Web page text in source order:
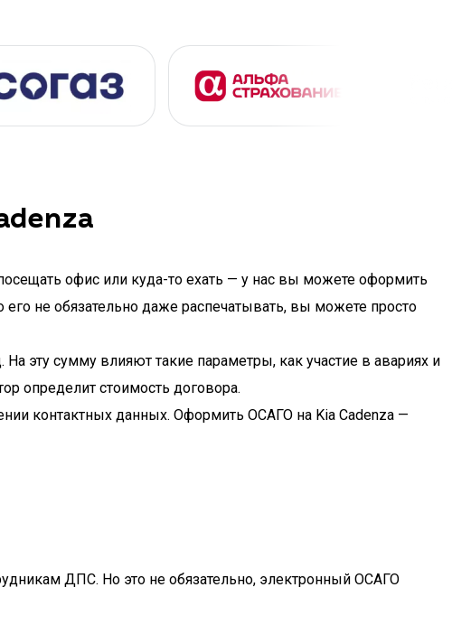
офис или куда-то ехать — у нас вы можете оформить
не обязательно даже распечатывать, вы можете просто
эту сумму влияют такие параметры, как участие в авариях и
определит стоимость договора.
контактных данных. Оформить ОСАГО на Kia Cadenza —
ДПС. Но это не обязательно, электронный ОСАГО